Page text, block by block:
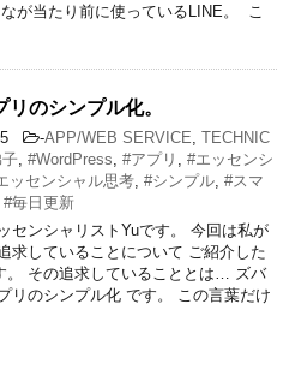
が当たり前に使っているLINE。 ​​ ​​こ
リのシンプル化。
-APP/WEB SERVICE TECHNIC
#WordPress #アプリ
#エッセンシ
ッセンシャル思考 #シンプル #スマ
#毎日更新
センシャリストYuです。 今回は私が
求していることについて ご紹介した
。 その追求していることとは… ズバ
リのシンプル化 です。 この言葉だけ